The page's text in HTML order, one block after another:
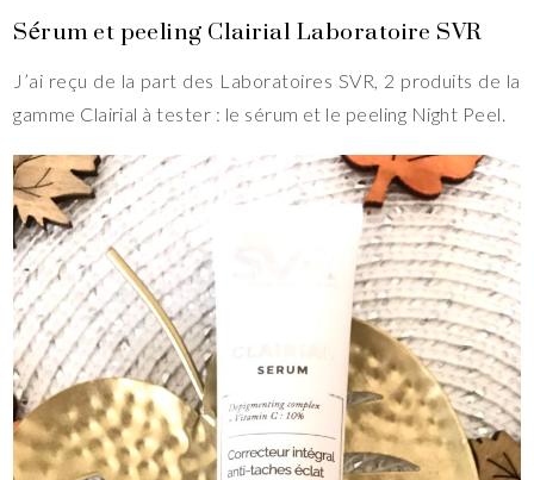
Sérum et peeling Clairial Laboratoire SVR
J’ai reçu de la part des Laboratoires SVR, 2 produits de la
gamme Clairial à tester : le sérum et le peeling Night Peel.